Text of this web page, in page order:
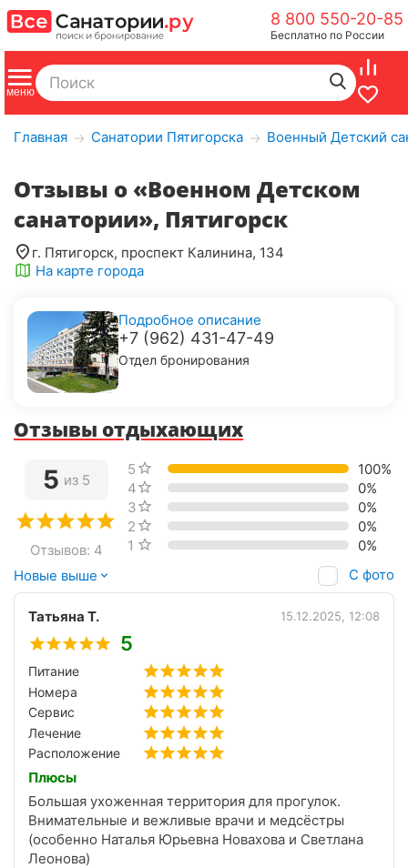
8 800 550-20-85
Бесплатно по России
Главная → Санатории Пятигорска → Военный Детский
Отзывы о «Военном Детском
санатории», Пятигорск
г. Пятигорск, проспект Калинина, 134
На карте города
Подробное описание
+7 (962) 431-47-49
Отдел бронирования
Отзывы отдыхающих
5 из 5
Отзывов: 4
5 звёзд
100%
4 звезды
0%
3 звезды
0%
2 звезды
0%
1 звезда
0%
Новые выше
С фото
Татьяна Т. 15.12.2025, 12:08
5
Питание
Номера
Сервис
Лечение
Расположение
Плюсы
Большая ухоженная территория для прогулок.
Внимательные и вежливые врачи и медсёстры
(особенно Наталья Юрьевна Новахова и Светлана
Леонова)